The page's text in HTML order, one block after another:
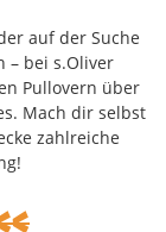
auf der Suche
– bei s.Oliver
Pullovern über
Mach dir selbst
zahlreiche